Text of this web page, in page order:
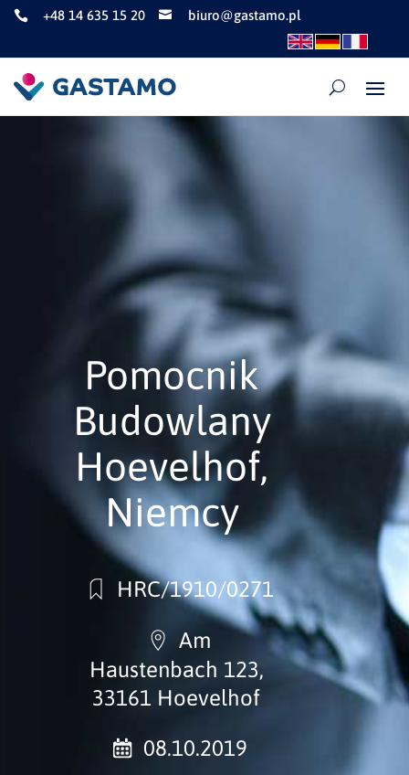
 +48 14 635 15 20  biuro@gastamo.pl
Pomocnik
Budowlany
Hoevelhof,
Niemcy
HRC/1910/0271
Am
Haustenbach 123,
33161 Hoevelhof
08.10.2019